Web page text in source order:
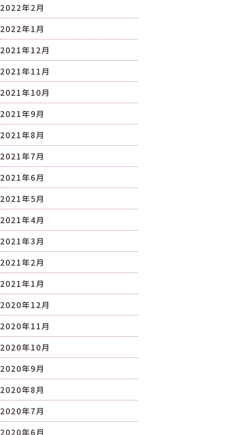
2022年2月
2022年1月
2021年12月
2021年11月
2021年10月
2021年9月
2021年8月
2021年7月
2021年6月
2021年5月
2021年4月
2021年3月
2021年2月
2021年1月
2020年12月
2020年11月
2020年10月
2020年9月
2020年8月
2020年7月
2020年6月